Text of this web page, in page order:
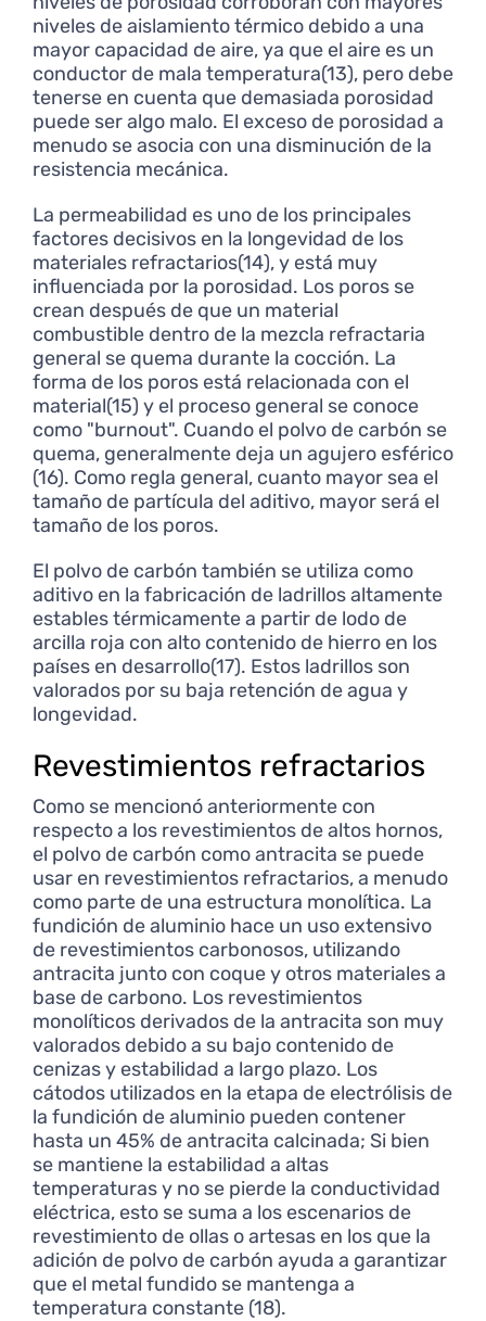
niveles de aislamiento térmico debido a una
mayor capacidad de aire, ya que el aire es un
conductor de mala temperatura(13), pero debe
tenerse en cuenta que demasiada porosidad
puede ser algo malo. El exceso de porosidad a
menudo se asocia con una disminución de la
resistencia mecánica.
La permeabilidad es uno de los principales
factores decisivos en la longevidad de los
materiales refractarios(14), y está muy
influenciada por la porosidad. Los poros se
crean después de que un material
combustible dentro de la mezcla refractaria
general se quema durante la cocción. La
forma de los poros está relacionada con el
material(15) y el proceso general se conoce
como "burnout". Cuando el polvo de carbón se
quema, generalmente deja un agujero esférico
(16). Como regla general, cuanto mayor sea el
tamaño de partícula del aditivo, mayor será el
tamaño de los poros.
El polvo de carbón también se utiliza como
aditivo en la fabricación de ladrillos altamente
estables térmicamente a partir de lodo de
arcilla roja con alto contenido de hierro en los
países en desarrollo(17). Estos ladrillos son
valorados por su baja retención de agua y
longevidad.
Revestimientos refractarios
Como se mencionó anteriormente con
respecto a los revestimientos de altos hornos,
el polvo de carbón como antracita se puede
usar en revestimientos refractarios, a menudo
como parte de una estructura monolítica. La
fundición de aluminio hace un uso extensivo
de revestimientos carbonosos, utilizando
antracita junto con coque y otros materiales a
base de carbono. Los revestimientos
monolíticos derivados de la antracita son muy
valorados debido a su bajo contenido de
cenizas y estabilidad a largo plazo. Los
cátodos utilizados en la etapa de electrólisis de
la fundición de aluminio pueden contener
hasta un 45% de antracita calcinada; Si bien
se mantiene la estabilidad a altas
temperaturas y no se pierde la conductividad
eléctrica, esto se suma a los escenarios de
revestimiento de ollas o artesas en los que la
adición de polvo de carbón ayuda a garantizar
que el metal fundido se mantenga a
temperatura constante (18).